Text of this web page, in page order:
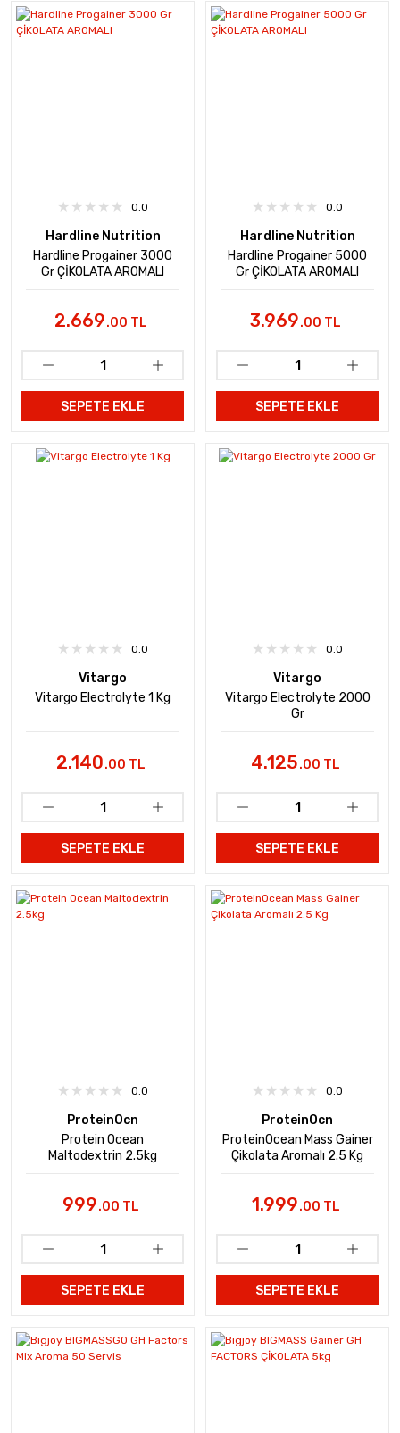
0.0
Hardline Nutrition
Hardline Progainer 3000
Gr ÇİKOLATA AROMALI
2.669.00 TL
SEPETE EKLE
0.0
Hardline Nutrition
Hardline Progainer 5000
Gr ÇİKOLATA AROMALI
3.969.00 TL
SEPETE EKLE
0.0
Vitargo
Vitargo Electrolyte 1 Kg
2.140.00 TL
SEPETE EKLE
0.0
Vitargo
Vitargo Electrolyte 2000
Gr
4.125.00 TL
SEPETE EKLE
0.0
ProteinOcn
Protein Ocean
Maltodextrin 2.5kg
999.00 TL
SEPETE EKLE
0.0
ProteinOcn
ProteinOcean Mass Gainer
Çikolata Aromalı 2.5 Kg
1.999.00 TL
SEPETE EKLE